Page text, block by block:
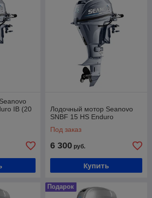
IB (20
Лодочный мотор Seanovo
SNBF 15 HS Enduro
Под заказ
6 300 руб.
Купить
Подарок